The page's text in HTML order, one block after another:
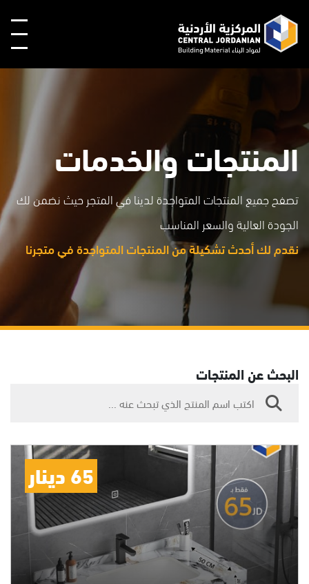
المنتجات والخدمات
تصفح جميع المنتجات المتواجدة لدينا في المتجر حيث نضمن لك
الجودة العالية والسعر المناسب
نقدم لك أحدث تشكيلة من المنتجات المتواجدة في متجرنا
البحث عن المنتجات
65 دينار